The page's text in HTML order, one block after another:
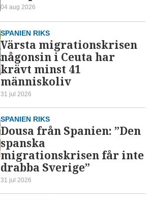
04 aug 2026
SPANIEN RIKS
Värsta migrationskrisen
någonsin i Ceuta har
krävt minst 41
människoliv
31 jul 2026
SPANIEN RIKS
Dousa från Spanien: ”Den
spanska
migrationskrisen får inte
drabba Sverige”
31 jul 2026